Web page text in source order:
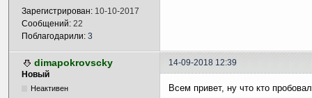
Зарегистрирован: 10-10-2017
Сообщений: 22
Поблагодарили: 3
dimapokrovscky
14-09-2018 12:39
Новый
Неактивен Всем привет, ну что кто